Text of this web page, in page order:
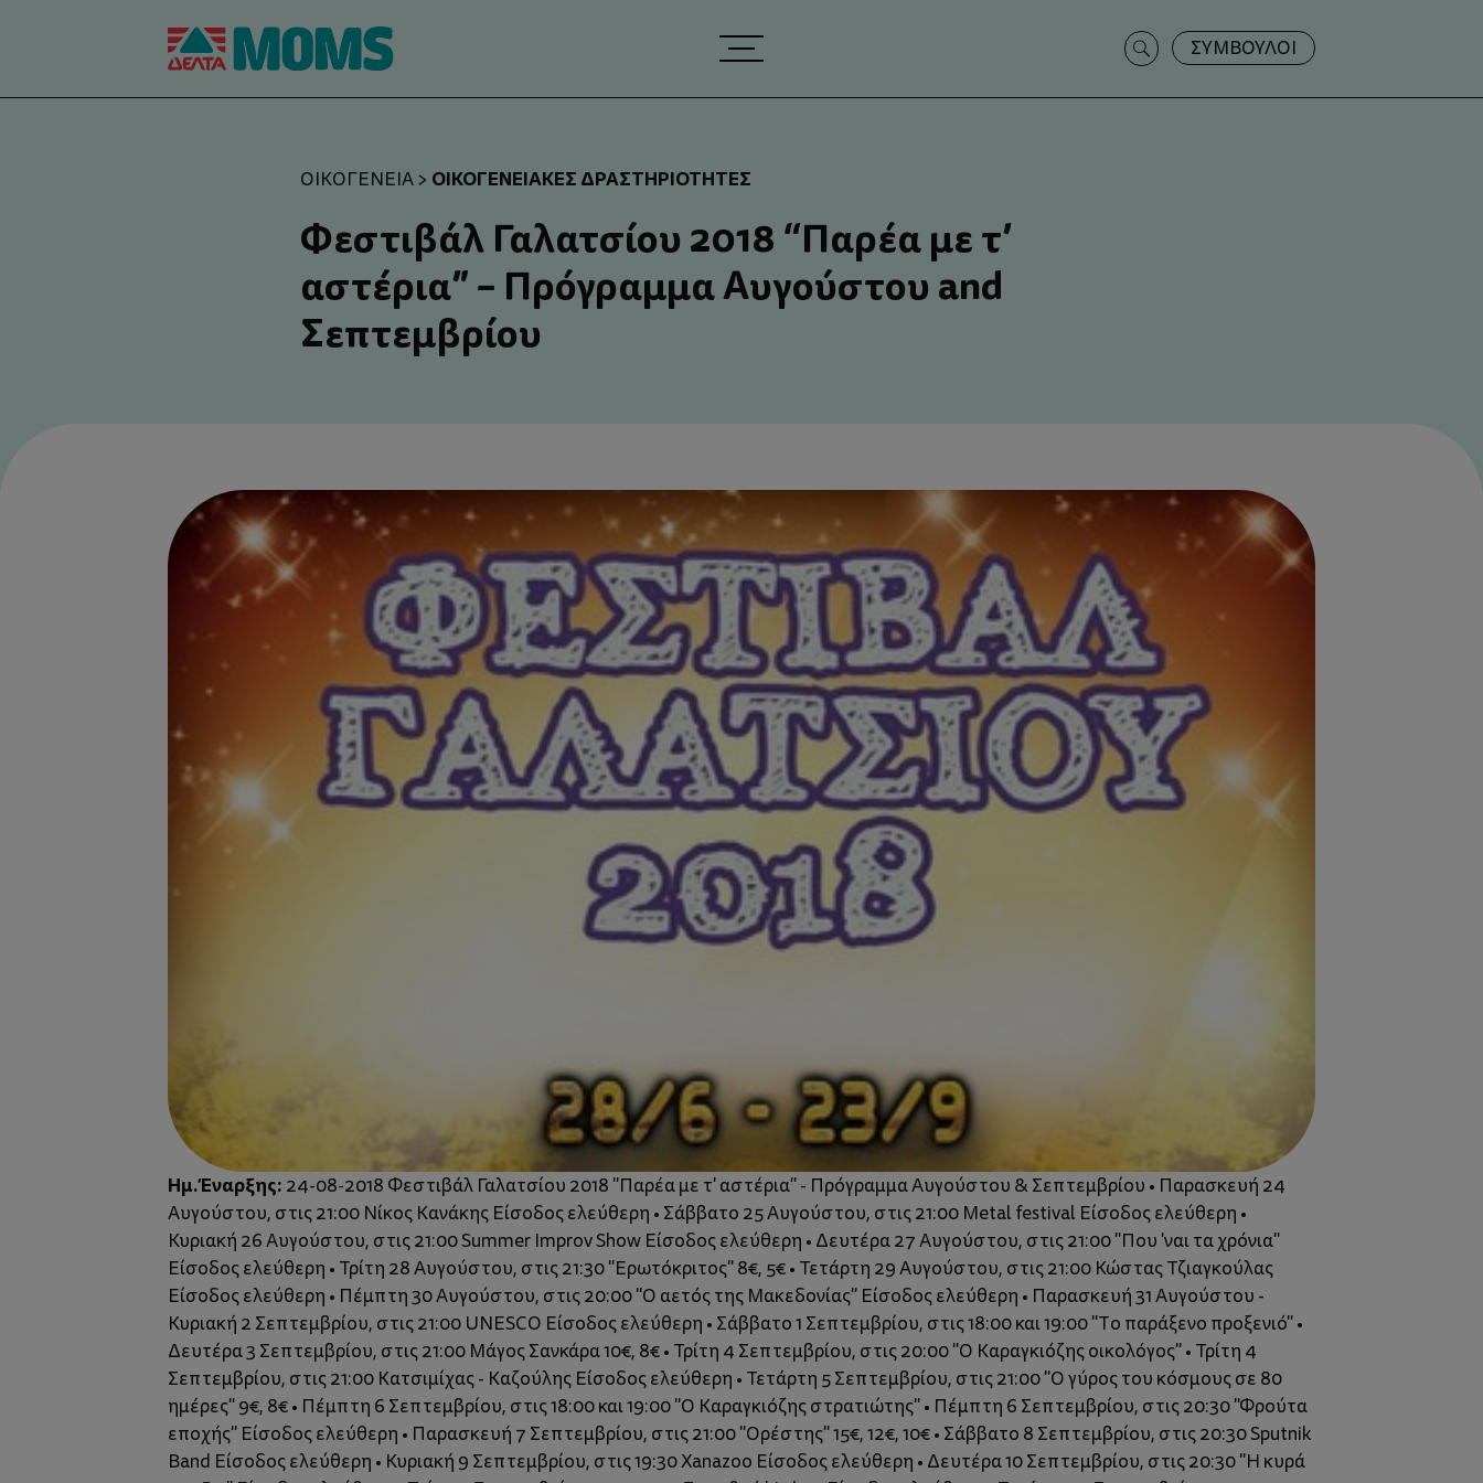
Search
for:
ΣΥΜΒΟΥΛΟΙ
ΟΙΚΟΓΈΝΕΙΑ> ΟΙΚΟΓΕΝΕΙΑΚΈΣ ΔΡΑΣΤΗΡΙΌΤΗΤΕΣ
Φεστιβάλ Γαλατσίου 2018 “Παρέα με τ’
αστέρια” – Πρόγραμμα Αυγούστου and
Σεπτεμβρίου
Ημ. Έναρξης: 24-08-2018 Φεστιβάλ Γαλατσίου 2018 "Παρέα με τ' αστέρια" - Πρόγραμμα Αυγούστου & Σεπτεμβρίου • Παρασκευή 24
Αυγούστου, στις 21:00 Νίκος Κανάκης Είσοδος ελεύθερη • Σάββατο 25 Αυγούστου, στις 21:00 Metal festival Είσοδος ελεύθερη •
Κυριακή 26 Αυγούστου, στις 21:00 Summer Improv Show Είσοδος ελεύθερη • Δευτέρα 27 Αυγούστου, στις 21:00 "Που 'ναι τα χρόνια"
Είσοδος ελεύθερη • Τρίτη 28 Αυγούστου, στις 21:30 "Ερωτόκριτος" 8€, 5€ • Τετάρτη 29 Αυγούστου, στις 21:00 Κώστας Τζιαγκούλας
Είσοδος ελεύθερη • Πέμπτη 30 Αυγούστου, στις 20:00 "Ο αετός της Μακεδονίας" Είσοδος ελεύθερη • Παρασκευή 31 Αυγούστου -
Κυριακή 2 Σεπτεμβρίου, στις 21:00 UNESCO Είσοδος ελεύθερη • Σάββατο 1 Σεπτεμβρίου, στις 18:00 και 19:00 "Το παράξενο προξενιό" •
Δευτέρα 3 Σεπτεμβρίου, στις 21:00 Μάγος Σανκάρα 10€, 8€ • Τρίτη 4 Σεπτεμβρίου, στις 20:00 "Ο Καραγκιόζης οικολόγος" • Τρίτη 4
Σεπτεμβρίου, στις 21:00 Κατσιμίχας - Καζούλης Είσοδος ελεύθερη • Τετάρτη 5 Σεπτεμβρίου, στις 21:00 "Ο γύρος του κόσμους σε 80
ημέρες" 9€, 8€ • Πέμπτη 6 Σεπτεμβρίου, στις 18:00 και 19:00 "Ο Καραγκιόζης στρατιώτης" • Πέμπτη 6 Σεπτεμβρίου, στις 20:30 "Φρούτα
εποχής" Είσοδος ελεύθερη • Παρασκευή 7 Σεπτεμβρίου, στις 21:00 "Ορέστης" 15€, 12€, 10€ • Σάββατο 8 Σεπτεμβρίου, στις 20:30 Sputnik
Band Είσοδος ελεύθερη • Κυριακή 9 Σεπτεμβρίου, στις 19:30 Xanazoo Είσοδος ελεύθερη • Δευτέρα 10 Σεπτεμβρίου, στις 20:30 "Η κυρά